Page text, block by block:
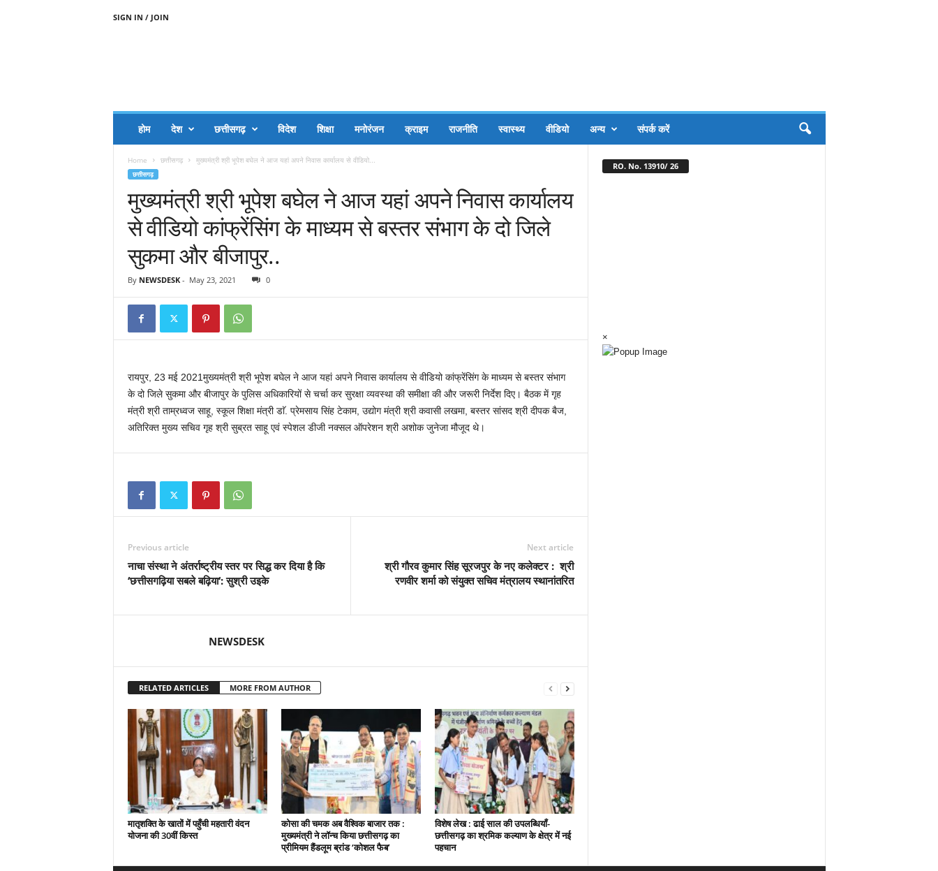
SIGN IN / JOIN
होम देश छत्तीसगढ़ विदेश शिक्षा मनोरंजन क्राइम राजनीति स्वास्थ्य वीडियो अन्य संपर्क करें
Home छत्तीसगढ़ मुख्यमंत्री श्री भूपेश बघेल ने आज यहां अपने निवास कार्यालय से वीडियो...
छत्तीसगढ़
मुख्यमंत्री श्री भूपेश बघेल ने आज यहां अपने निवास कार्यालय
से वीडियो कांफ्रेंसिंग के माध्यम से बस्तर संभाग के दो जिले
सुकमा और बीजापुर..
By NEWSDESK- May 23, 2021 0
रायपुर, 23 मई 2021मुख्यमंत्री श्री भूपेश बघेल ने आज यहां अपने निवास कार्यालय से वीडियो कांफ्रेंसिंग के माध्यम से बस्तर संभाग
के दो जिले सुकमा और बीजापुर के पुलिस अधिकारियों से चर्चा कर सुरक्षा व्यवस्था की समीक्षा की और जरूरी निर्देश दिए। बैठक में गृह
मंत्री श्री ताम्रध्वज साहू, स्कूल शिक्षा मंत्री डाॅ. प्रेमसाय सिंह टेकाम, उद्योग मंत्री श्री कवासी लखमा, बस्तर सांसद श्री दीपक बैज,
अतिरिक्त मुख्य सचिव गृह श्री सुब्रत साहू एवं स्पेशल डीजी नक्सल ऑपरेशन श्री अशोक जुनेजा मौजूद थे।
Previous article
नाचा संस्था ने अंतर्राष्ट्रीय स्तर पर सिद्ध कर दिया है कि
‘छत्तीसगढ़िया सबले बढ़िया‘: सुश्री उइके
Next article
श्री गौरव कुमार सिंह सूरजपुर के नए कलेक्टर : श्री
रणवीर शर्मा को संयुक्त सचिव मंत्रालय स्थानांतरित
NEWSDESK
RELATED ARTICLES MORE FROM AUTHOR
मातृशक्ति के खातों में पहुँची महतारी वंदन
योजना की 30वीं किस्त
कोसा की चमक अब वैश्विक बाजार तक :
मुख्यमंत्री ने लॉन्च किया छत्तीसगढ़ का
प्रीमियम हैंडलूम ब्रांड ‘कोशल फैब’
विशेष लेख : ढाई साल की उपलब्धियाँ-
छत्तीसगढ़ का श्रमिक कल्याण के क्षेत्र में नई
पहचान
RO. No. 13910/ 26
×